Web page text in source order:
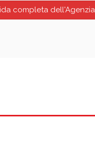
completa